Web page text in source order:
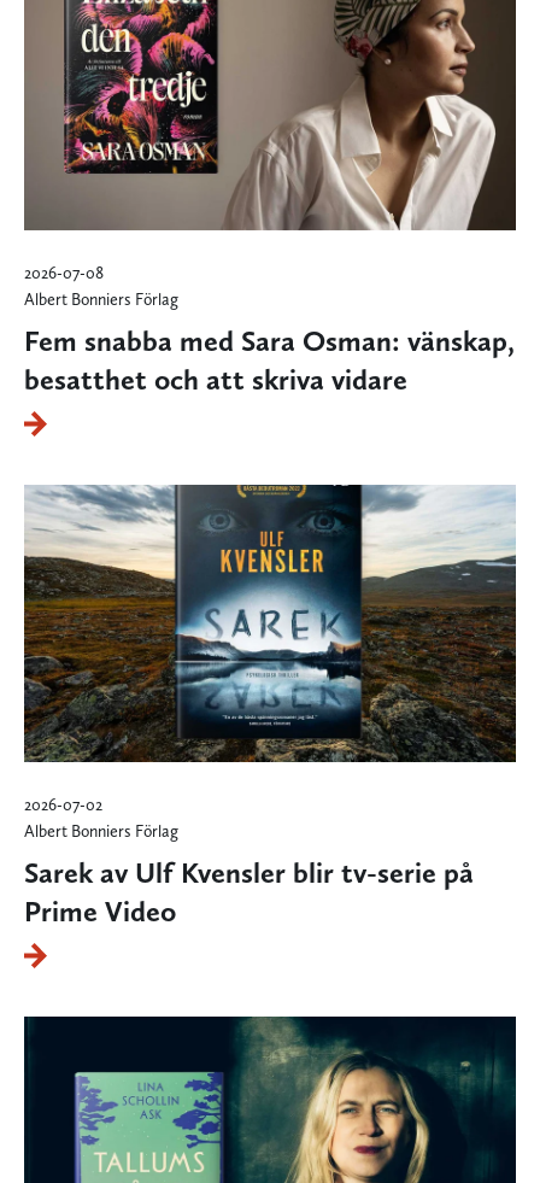
2026-07-08
Albert Bonniers Förlag
Fem snabba med Sara Osman: vänskap,
besatthet och att skriva vidare
2026-07-02
Albert Bonniers Förlag
Sarek av Ulf Kvensler blir tv-serie på
Prime Video